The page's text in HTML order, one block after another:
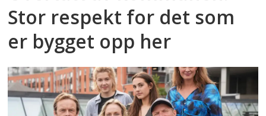
Stor respekt for det som
er bygget opp her